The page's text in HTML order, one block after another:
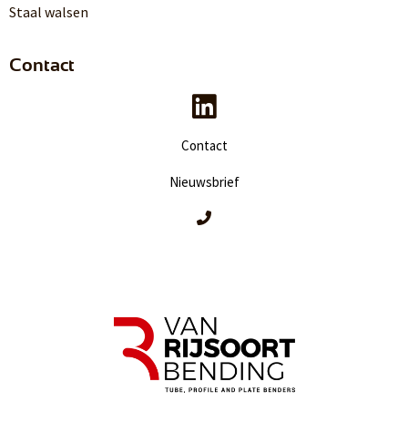
Staal walsen
Contact
Contact
Nieuwsbrief